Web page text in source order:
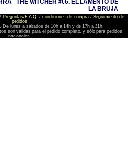
THE WITCHER #06. EL LAMENTO DE
LA BRUJA
Preguntas/F.A.Q. / condiciones de compra/ Seguimiento de
pedidos
De lunes a sábados de 10h a 14h y de 17h a 21h.
son válidas para el pedido completo, y sólo para pedidos
nacionales.